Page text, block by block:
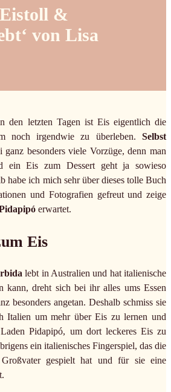
&
von Lisa
den letzten Tagen ist Eis eigentlich die
noch irgendwie zu überleben. Selbst
besonders viele Vorzüge, denn man
ein Eis zum Dessert geht ja sowieso
habe ich mich sehr über dieses tolle Buch
und Fotografien gefreut und zeige
erwartet.
Eis
lebt in Australien und hat italienische
kann, dreht sich bei ihr alles ums Essen
besonders angetan. Deshalb schmiss sie
Italien um mehr über Eis zu lernen und
Pidapipó, um dort leckeres Eis zu
ein italienisches Fingerspiel, das die
gespielt hat und für sie eine